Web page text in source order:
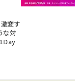
激変す
な対